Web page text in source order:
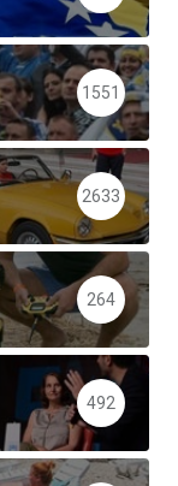
1551
2633
264
492